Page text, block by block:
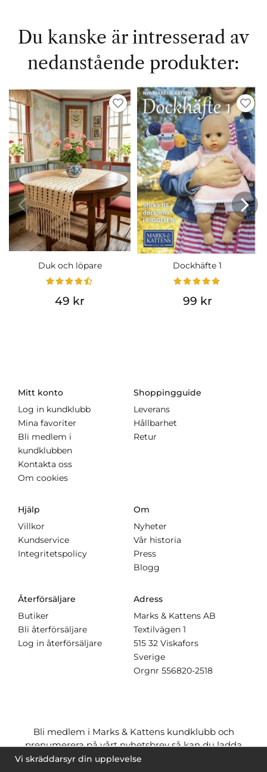
Du kanske är intresserad av
nedanstående produkter:
Duk och löpare
49 kr
Dockhäfte 1
99 kr
Mitt konto
Log in kundklubb
Mina favoriter
Bli medlem i
kundklubben
Kontakta oss
Om cookies
Shoppingguide
Leverans
Hållbarhet
Retur
Hjälp
Villkor
Kundservice
Integritetspolicy
Om
Nyheter
Vår historia
Press
Blogg
Återförsäljare
Butiker
Bli återförsäljare
Log in återförsäljare
Adress
Marks & Kattens AB
Textilvägen 1
515 32 Viskafors
Sverige
Orgnr 556820-2518
Bli medlem i Marks & Kattens kundklubb och
prenumerera på vårt nyhetsbrev så kan du ladda
ner många mönstergratisoch få många
Vi skräddarsyr din upplevelse